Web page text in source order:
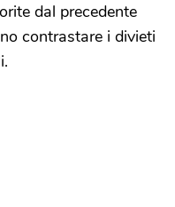
dal precedente
contrastare i divieti